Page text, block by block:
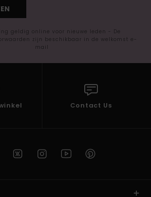
geldig online voor nieuwe leden - De
zijn beschikbaar in de welkomst e-
mail
Contact Us